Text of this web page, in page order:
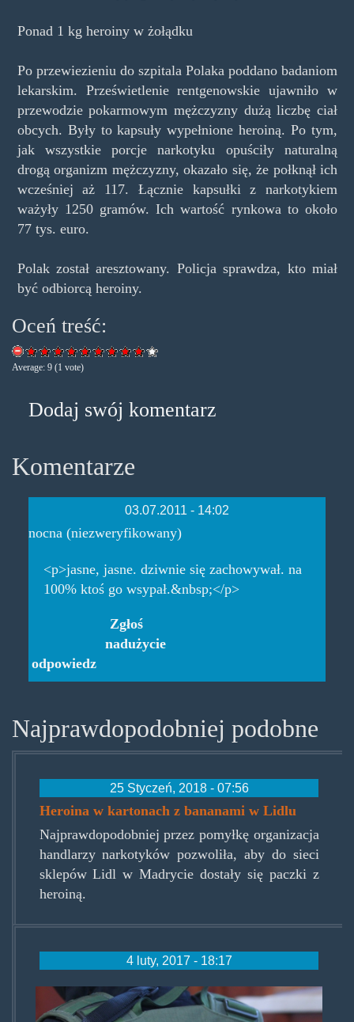
Ponad 1 kg heroiny w żołądku
Po przewiezieniu do szpitala Polaka poddano badaniom
lekarskim. Prześwietlenie rentgenowskie ujawniło w
przewodzie pokarmowym mężczyzny dużą liczbę ciał
obcych. Były to kapsuły wypełnione heroiną. Po tym,
jak wszystkie porcje narkotyku opuściły naturalną
drogą organizm mężczyzny, okazało się, że połknął ich
wcześniej aż 117. Łącznie kapsułki z narkotykiem
ważyły 1250 gramów. Ich wartość rynkowa to około
77 tys. euro.
Polak został aresztowany. Policja sprawdza, kto miał
być odbiorcą heroiny.
Oceń treść:
Average: 9 (1 vote)
Dodaj swój komentarz
Komentarze
03.07.2011 - 14:02
nocna (niezweryfikowany)
<p>jasne, jasne. dziwnie się zachowywał. na
100% ktoś go wsypał.&nbsp;</p>
odpowiedz
Zgłoś
nadużycie
Najprawdopodobniej podobne
25 Styczeń, 2018 - 07:56
Heroina w kartonach z bananami w Lidlu
Najprawdopodobniej przez pomyłkę organizacja
handlarzy narkotyków pozwoliła, aby do sieci
sklepów Lidl w Madrycie dostały się paczki z
heroiną.
4 luty, 2017 - 18:17
cbsp.jpg